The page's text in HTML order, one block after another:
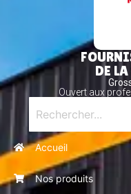
DE
Ouvert aux
Accueil
Nos produits